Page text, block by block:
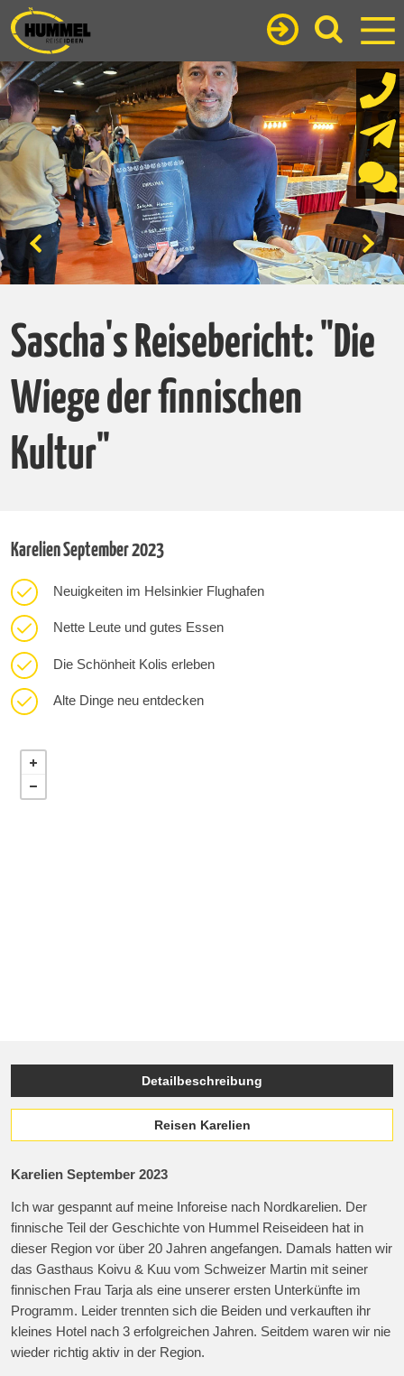
Sascha's Reisebericht: "Die
Wiege der finnischen
Kultur"
Karelien September 2023
Neuigkeiten im Helsinkier Flughafen
Nette Leute und gutes Essen
Die Schönheit Kolis erleben
Alte Dinge neu entdecken
Detailbeschreibung
Reisen Karelien
Karelien September 2023
Ich war gespannt auf meine Inforeise nach Nordkarelien. Der
finnische Teil der Geschichte von Hummel Reiseideen hat in
dieser Region vor über 20 Jahren angefangen. Damals hatten wir
das Gasthaus Koivu & Kuu vom Schweizer Martin mit seiner
finnischen Frau Tarja als eine unserer ersten Unterkünfte im
Programm. Leider trennten sich die Beiden und verkauften ihr
kleines Hotel nach 3 erfolgreichen Jahren. Seitdem waren wir nie
wieder richtig aktiv in der Region.